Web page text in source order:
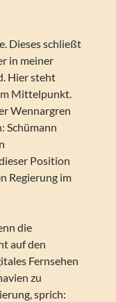
Dieses schließt
in meiner
Hier steht
Mittelpunkt.
Wennargren
Schümann
Position
Regierung im
die
auf den
Fernsehen
zu
sprich: